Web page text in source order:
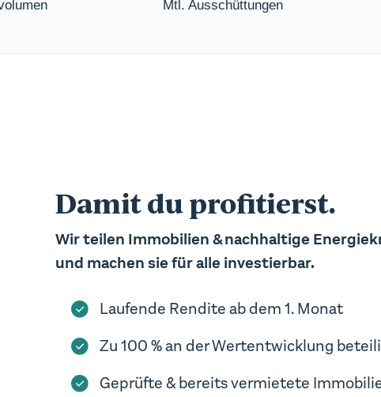
Mtl. Ausschüttungen
Damit du profitierst.
Wir teilen Immobilien &nachhaltige
und machen sie für alle investierbar.
Laufende Rendite abdem 1. Monat
Zu100 % an der Wertentwicklung
Geprüfte & bereitsvermietete